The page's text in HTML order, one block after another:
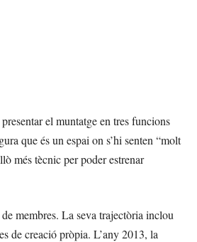
el muntatge en tres funcions
que és un espai on s’hi senten “molt
més tècnic per poder estrenar
membres. La seva trajectòria inclou
de creació pròpia. L’any 2013, la